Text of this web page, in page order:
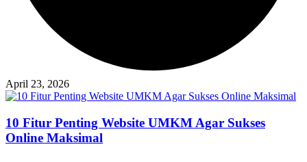
April 23, 2026
10 Fitur Penting Website UMKM Agar Sukses
Online Maksimal